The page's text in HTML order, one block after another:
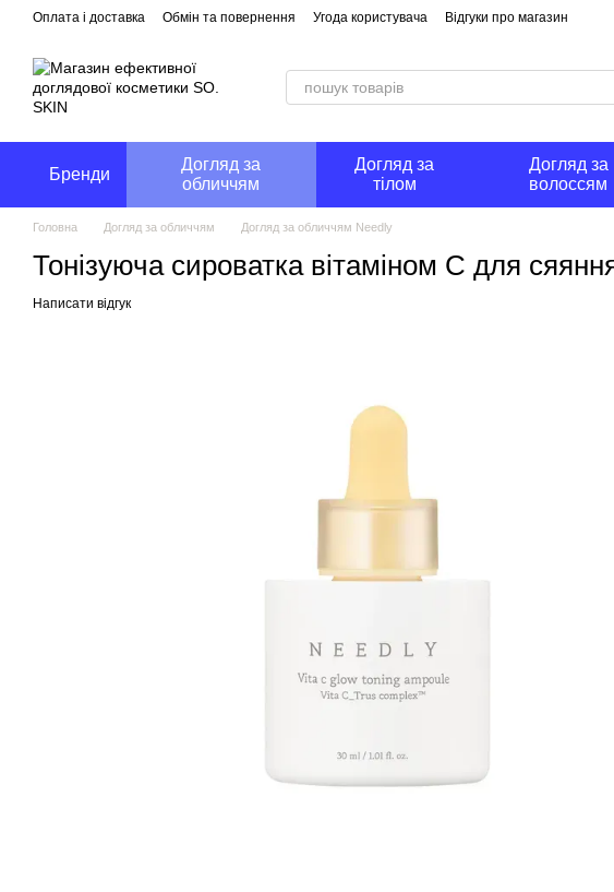
Перейти до основного контенту
Оплата і доставка Обмін та повернення Угода користувача Відгуки про магазин
Бренди
Догляд за
обличчям
Догляд за
тілом
Догляд за
волоссям
Головна Догляд за обличчям Догляд за обличчям Needly
Тонізуюча сироватка вітаміном С для
Написати відгук